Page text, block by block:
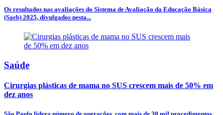
Os resultados nas avaliações do Sistema de Avaliação da Educação Básica
(Saeb) 2025, divulgados nesta...
Saúde
Cirurgias plásticas de mama no SUS crescem mais de 50% em
dez anos